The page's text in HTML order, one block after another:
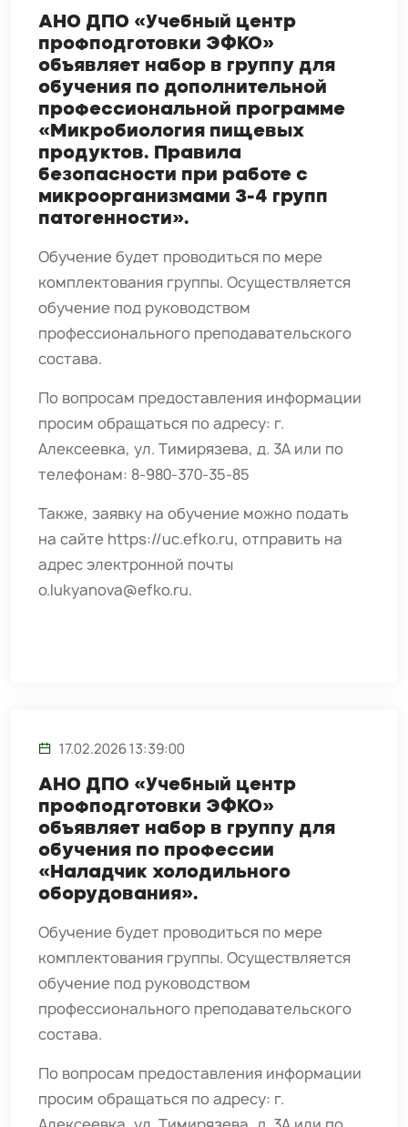
АНО ДПО «Учебный центр
профподготовки ЭФКО»
объявляет набор в группу для
обучения по дополнительной
профессиональной программе
«Микробиология пищевых
продуктов. Правила
безопасности при работе с
микроорганизмами 3-4 групп
патогенности».
Обучение будет проводиться по мере
комплектования группы. Осуществляется
обучение под руководством
профессионального преподавательского
состава.
По вопросам предоставления информации
просим обращаться по адресу: г.
Алексеевка, ул. Тимирязева, д. 3А или по
телефонам: 8-980-370-35-85
Также, заявку на обучение можно подать
на сайте https://uc.efko.ru, отправить на
адрес электронной почты
o.lukyanova@efko.ru.
17.02.2026 13:39:00
АНО ДПО «Учебный центр
профподготовки ЭФКО»
объявляет набор в группу для
обучения по профессии
«Наладчик холодильного
оборудования».
Обучение будет проводиться по мере
комплектования группы. Осуществляется
обучение под руководством
профессионального преподавательского
состава.
По вопросам предоставления информации
просим обращаться по адресу: г.